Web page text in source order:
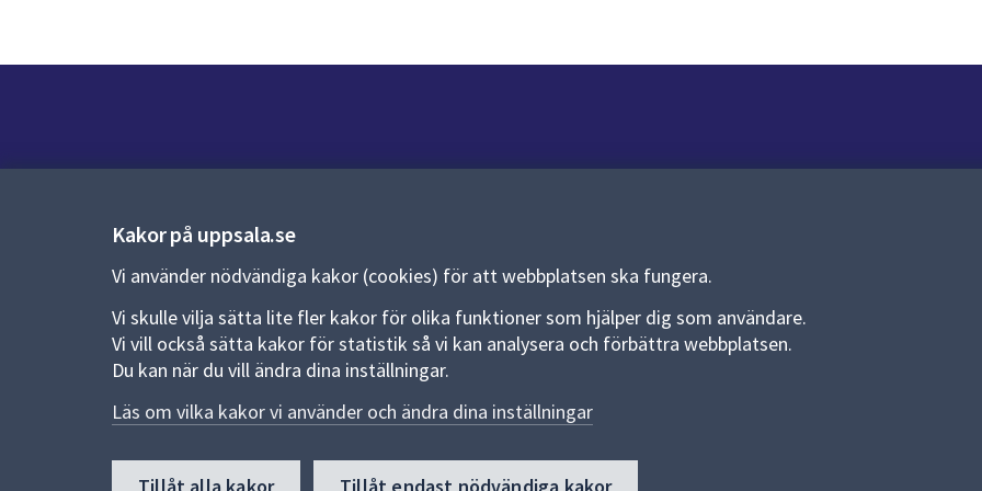
Kakor på uppsala.se
Vi använder nödvändiga kakor (cookies) för att webbplatsen ska fungera.
Vi skulle vilja sätta lite fler kakor för olika funktioner som hjälper dig som användare.
Vi vill också sätta kakor för statistik så vi kan analysera och förbättra webbplatsen.
Du kan när du vill ändra dina inställningar.
Läs om vilka kakor vi använder och ändra dina inställningar
Kontaktcenter:018-727 00 00
E-post:uppsala.kommun@uppsala.se
Fler kontaktvägar
Pressrum
Nyheter och pressmeddelanden
Allmänna handlingar och diarium
Behandling av personuppgifter
Kakor
Språk (other languages)